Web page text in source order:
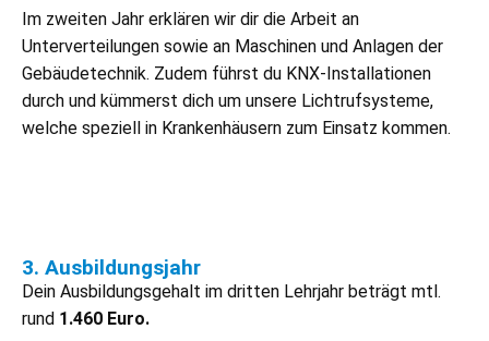
Im zweiten Jahr erklären wir dir die Arbeit an
Unterverteilungen sowie an Maschinen und Anlagen der
Gebäudetechnik. Zudem führst du KNX-Installationen
durch und kümmerst dich um unsere Lichtrufsysteme,
welche speziell in Krankenhäusern zum Einsatz kommen.
3. Ausbildungsjahr
Dein Ausbildungsgehalt im dritten Lehrjahr beträgt mtl.
rund 1.460 Euro.